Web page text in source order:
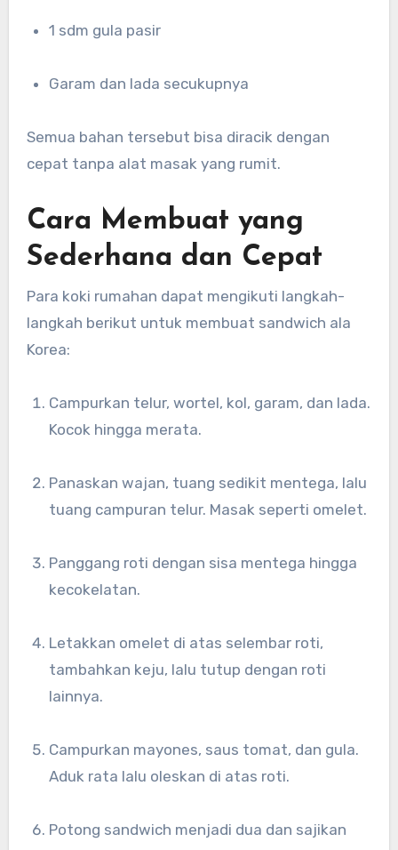
1 sdm gula pasir
Garam dan lada secukupnya
Semua bahan tersebut bisa diracik dengan
cepat tanpa alat masak yang rumit.
Cara Membuat yang
Sederhana dan Cepat
Para koki rumahan dapat mengikuti langkah-
langkah berikut untuk membuat sandwich ala
Korea:
Campurkan telur, wortel, kol, garam, dan lada.
Kocok hingga merata.
Panaskan wajan, tuang sedikit mentega, lalu
tuang campuran telur. Masak seperti omelet.
Panggang roti dengan sisa mentega hingga
kecokelatan.
Letakkan omelet di atas selembar roti,
tambahkan keju, lalu tutup dengan roti
lainnya.
Campurkan mayones, saus tomat, dan gula.
Aduk rata lalu oleskan di atas roti.
Potong sandwich menjadi dua dan sajikan